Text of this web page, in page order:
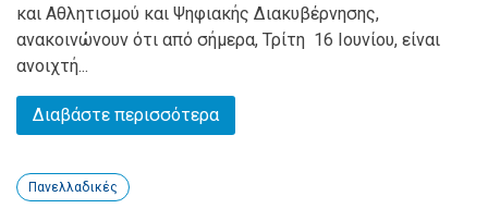
και Αθλητισμού και Ψηφιακής Διακυβέρνησης,
ανακοινώνουν ότι από σήμερα, Τρίτη 16 Ιουνίου, είναι
ανοιχτή...
Διαβάστε περισσότερα
Πανελλαδικές